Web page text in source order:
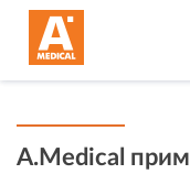
A.Medical